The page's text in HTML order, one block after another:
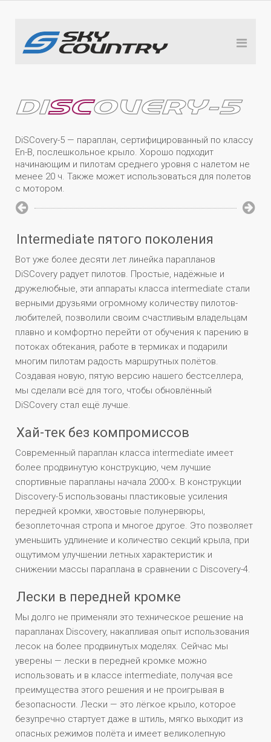
DISCOVERY-5
DiSCovery-5 — параплан, сертифицированный по классу
En-B, послешкольное крыло. Хорошо подходит
начинающим и пилотам среднего уровня с налетом не
менее 20 ч. Также может использоваться для полетов
с мотором.
Intermediate пятого поколения
Вот уже более десяти лет линейка парапланов
DiSCovery радует пилотов. Простые, надёжные и
дружелюбные, эти аппараты класса intermediate стали
верными друзьями огромному количеству пилотов-
любителей, позволили своим счастливым владельцам
плавно и комфортно перейти от обучения к парению в
потоках обтекания, работе в термиках и подарили
многим пилотам радость маршрутных полётов.
Создавая новую, пятую версию нашего бестселлера,
мы сделали всё для того, чтобы обновлённый
DiSCovery стал ещё лучше.
Хай-тек без компромиссов
Современный параплан класса intermediate имеет
более продвинутую конструкцию, чем лучшие
спортивные парапланы начала 2000-х. В конструкции
Discovery-5 использованы пластиковые усиления
передней кромки, хвостовые полунервюры,
безоплеточная стропа и многое другое. Это позволяет
уменьшить удлинение и количество секций крыла, при
ощутимом улучшении летных характеристик и
снижении массы параплана в сравнении с Discovery-4.
Лески в передней кромке
Мы долго не применяли это техническое решение на
парапланах Discovery, накапливая опыт использования
лесок на более продвинутых моделях. Сейчас мы
уверены — лески в передней кромке можно
использовать и в классе intermediate, получая все
преимущества этого решения и не проигрывая в
безопасности. Лески — это лёгкое крыло, которое
безупречно стартует даже в штиль, мягко выходит из
опасных режимов полёта и имеет великолепную